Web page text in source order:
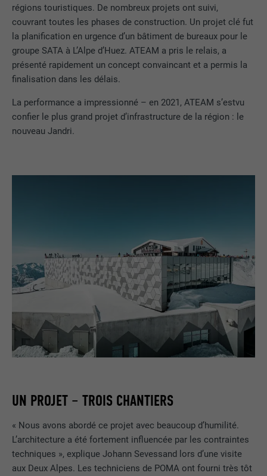
régions touristiques. De nombreux projets ont suivi,
couvrant toutes les phases de construction. Un projet clé fut
la planification en urgence d’un bâtiment de bureaux pour le
groupe SATA à L’Alpe d’Huez. ATEAM a pris le relais, a
présenté rapidement un concept convaincant et a permis la
finalisation dans les délais.
La performance a impressionné – en 2021, ATEAM s’estvu
confier le plus grand projet d’infrastructure de la région : le
nouveau Jandri.
UN PROJET – TROIS CHANTIERS
« Nous avons abordé ce projet avec beaucoup d’humilité.
L’architecture a été fortement influencée par les contraintes
techniques », explique Johann Sevessand lors d’une visite
aux Deux Alpes. Les techniciens de POMA ont fourni très tôt